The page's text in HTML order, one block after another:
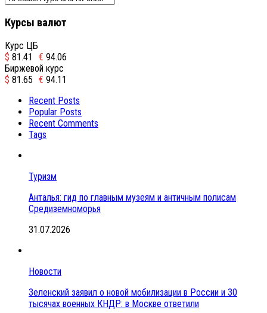
Курсы валют
Курс ЦБ
$ 81.41 € 94.06
Биржевой курс
$ 81.65 € 94.11
Recent Posts
Popular Posts
Recent Comments
Tags
Туризм
Анталья: гид по главным музеям и античным полисам
Средиземноморья
31.07.2026
Новости
Зеленский заявил о новой мобилизации в России и 30
тысячах военных КНДР: в Москве ответили